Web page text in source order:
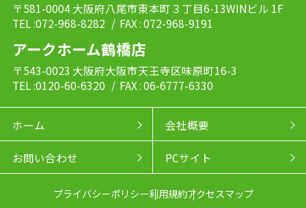
〒581-0004 大阪府八尾市東本町３丁目6-13WINビル 1F
TEL :072-968-8282 / FAX : 072-968-9191
アークホーム鶴橋店
〒543-0023 大阪府大阪市天王寺区味原町16-3
TEL :0120-60-6320 / FAX : 06-6777-6330
ホーム 会社概要
お問い合わせ PCサイト
プライバシーポリシー利用規約アクセスマップ